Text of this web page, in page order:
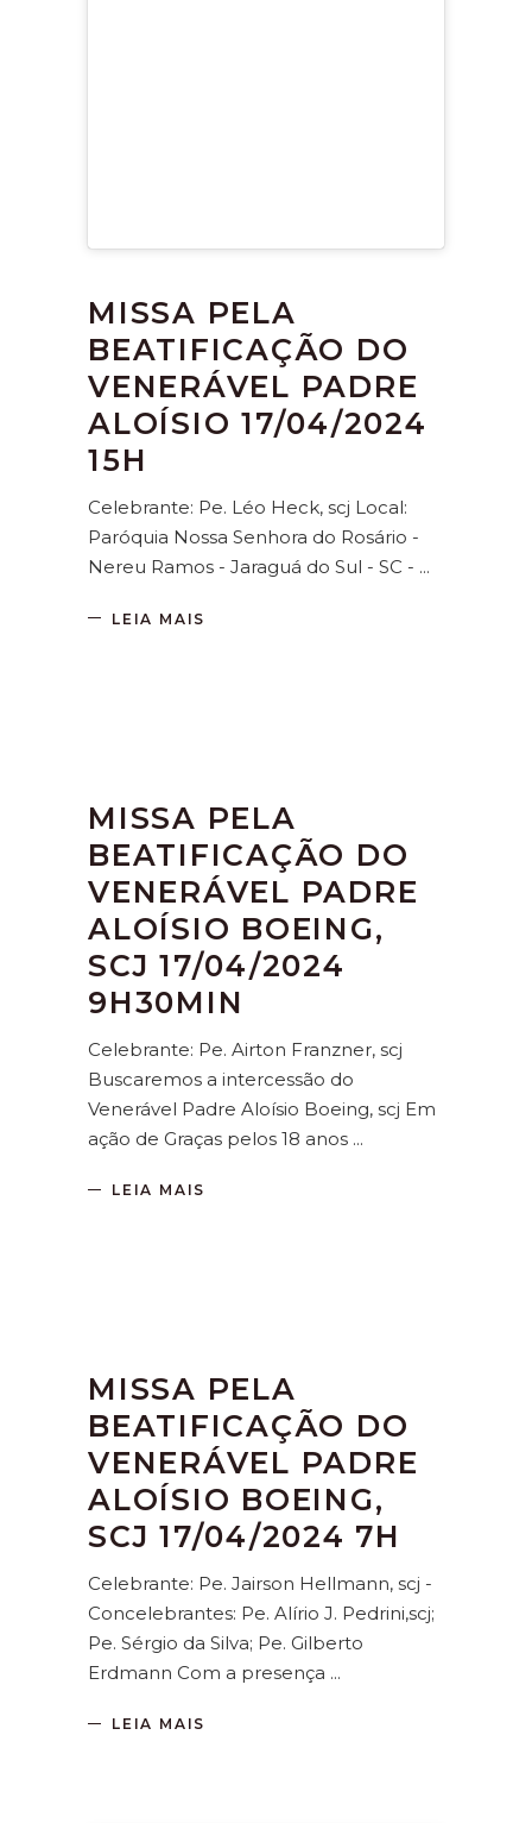
MISSA PELA
BEATIFICAÇÃO DO
VENERÁVEL PADRE
ALOÍSIO 17/04/2024
15H
Celebrante: Pe. Léo Heck, scj Local:
Paróquia Nossa Senhora do Rosário -
Nereu Ramos - Jaraguá do Sul - SC -
LEIA MAIS
MISSA PELA
BEATIFICAÇÃO DO
VENERÁVEL PADRE
ALOÍSIO BOEING,
SCJ 17/04/2024
9H30MIN
Celebrante: Pe. Airton Franzner, scj
Buscaremos a intercessão do
Venerável Padre Aloísio Boeing, scj Em
ação de Graças pelos 18 anos
LEIA MAIS
MISSA PELA
BEATIFICAÇÃO DO
VENERÁVEL PADRE
ALOÍSIO BOEING,
SCJ 17/04/2024 7H
Celebrante: Pe. Jairson Hellmann, scj -
Concelebrantes: Pe. Alírio J. Pedrini,scj;
Pe. Sérgio da Silva; Pe. Gilberto
Erdmann Com a presença
LEIA MAIS